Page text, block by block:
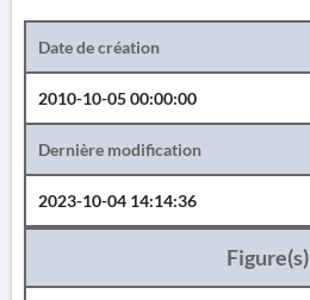
Date de création
2010-10-05 00:00:00
Dernière modification
2023-10-04 14:14:36
Figure(s)